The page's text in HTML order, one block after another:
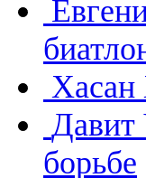
Хасан
Давит
борьбе